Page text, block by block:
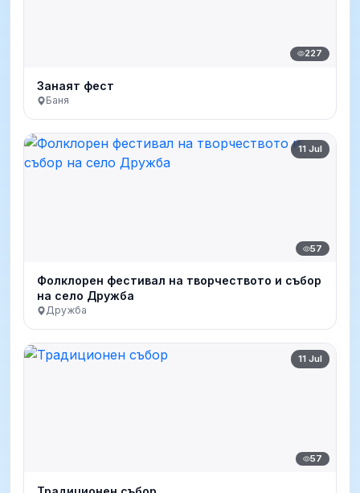
227
Занаят фест
Баня
11 Jul
57
Фолклорен фестивал на творчеството и събор
на село Дружба
Дружба
11 Jul
57